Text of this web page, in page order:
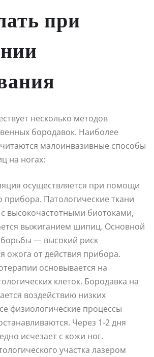
при
несколько методов
бородавок. Наиболее
малоинвазивные способы
на ногах:
осуществляется при помощи
Патологические ткани
высокочастотными биотоками,
выжиганием шипиц. Основной
— высокий риск
ожога от действия прибора.
основывается на
клеток. Бородавка на
воздействию низких
физиологические процессы
Через 1-2 дня
исчезает с кожи ног.
участка лазером